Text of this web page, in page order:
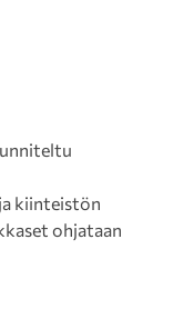
kiinteistön
ohjataan